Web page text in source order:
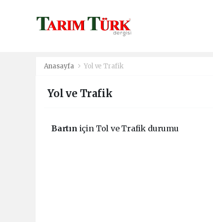
Anasayfa Yol ve Trafik
Yol ve Trafik
Bartın için Tol ve Trafik durumu